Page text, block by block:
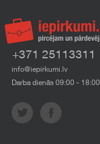
+371 25113311
info@iepirkumi.lv
Darba dienās 09:00 - 18:00